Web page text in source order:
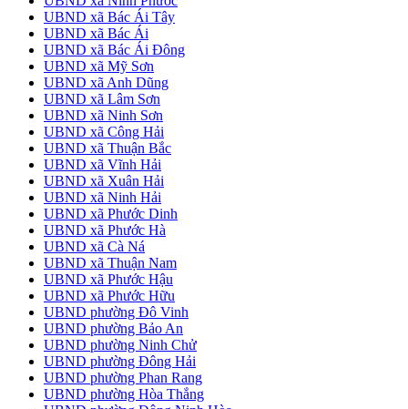
UBND xã Bác Ái Tây
UBND xã Bác Ái
UBND xã Bác Ái Đông
UBND xã Mỹ Sơn
UBND xã Anh Dũng
UBND xã Lâm Sơn
UBND xã Ninh Sơn
UBND xã Công Hải
UBND xã Thuận Bắc
UBND xã Vĩnh Hải
UBND xã Xuân Hải
UBND xã Ninh Hải
UBND xã Phước Dinh
UBND xã Phước Hà
UBND xã Cà Ná
UBND xã Thuận Nam
UBND xã Phước Hậu
UBND xã Phước Hữu
UBND phường Đô Vinh
UBND phường Bảo An
UBND phường Ninh Chử
UBND phường Đông Hải
UBND phường Phan Rang
UBND phường Hòa Thắng